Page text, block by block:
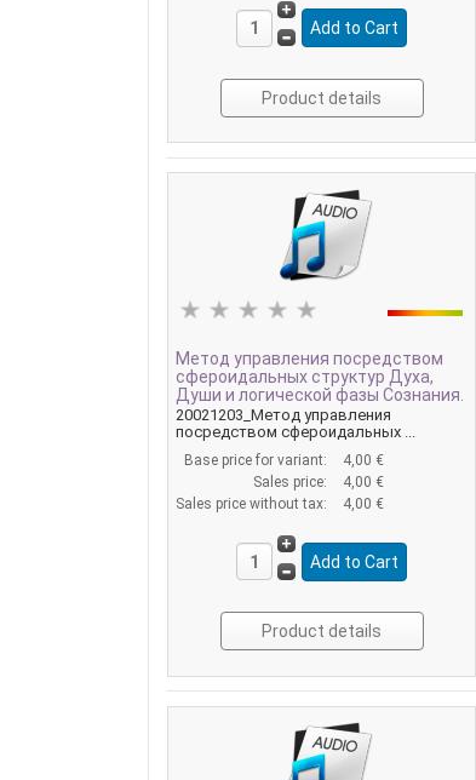
Product details
Метод управления посредством
сфероидальных структур Духа,
Души и логической фазы Сознания.
20021203_Метод управления
посредством сфероидальных ...
Base price for variant:
4,00 €
Sales price:
4,00 €
Sales price without tax:
4,00 €
Product details